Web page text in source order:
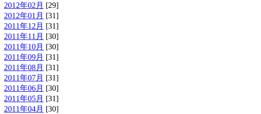
2012年02月 [29]
2012年01月 [31]
2011年12月 [31]
2011年11月 [30]
2011年10月 [30]
2011年09月 [31]
2011年08月 [31]
2011年07月 [31]
2011年06月 [30]
2011年05月 [31]
2011年04月 [30]